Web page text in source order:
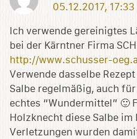
05.12.2017, 17:33
Ich verwende gereinigtes
bei der Kärntner Firma
http://www.schusser-
Verwende dasselbe
Salbe regelmäßig, auch
echtes “Wundermittel” 🙂
Holzknecht diese Salbe
Verletzungen wurden